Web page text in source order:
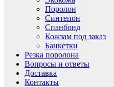
Поролон
Синтепон
Спанбонд
Кожзам под заказ
Банкетки
Резка поролона
Вопросы и ответы
Доставка
Контакты